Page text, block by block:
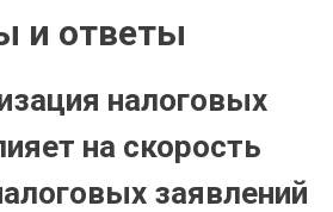
и ответы
налоговых
на скорость
заявлений